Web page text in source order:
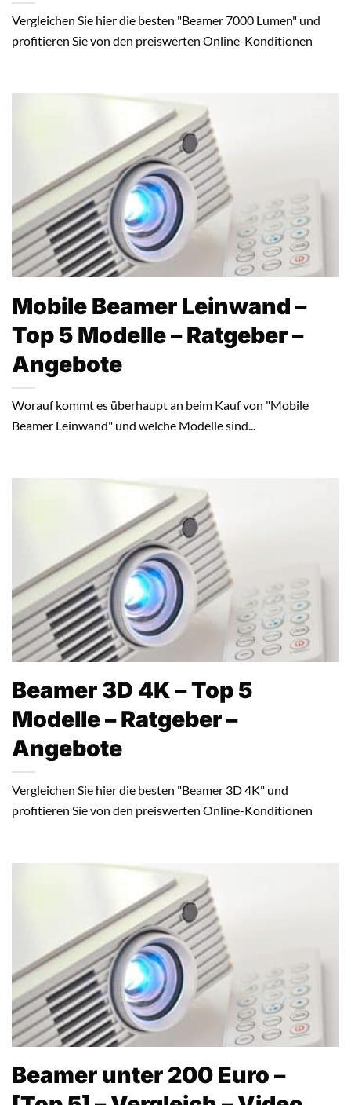
Vergleichen Sie hier die besten "Beamer 7000 Lumen" und
profitieren Sie von den preiswerten Online-Konditionen
Mobile Beamer Leinwand –
Top 5 Modelle – Ratgeber –
Angebote
Worauf kommt es überhaupt an beim Kauf von "Mobile
Beamer Leinwand" und welche Modelle sind...
Beamer 3D 4K – Top 5
Modelle – Ratgeber –
Angebote
Vergleichen Sie hier die besten "Beamer 3D 4K" und
profitieren Sie von den preiswerten Online-Konditionen
Beamer unter 200 Euro –